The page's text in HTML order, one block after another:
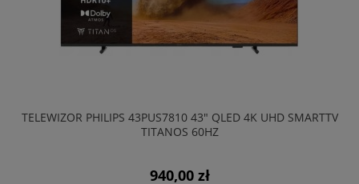
TELEWIZOR PHILIPS 43PUS7810 43" QLED 4K UHD SMARTTV
TITANOS 60HZ
940,00 zł